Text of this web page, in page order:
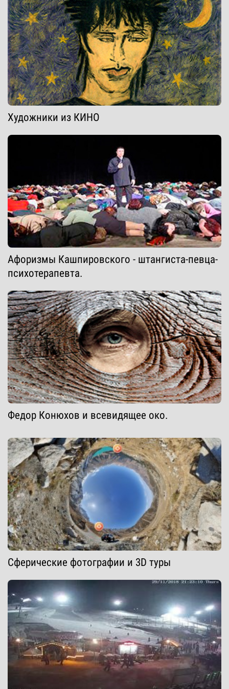
Художники из КИНО
Афоризмы Кашпировского - штангиста-певца-
психотерапевта.
Федор Конюхов и всевидящее око.
Сферические фотографии и 3D туры